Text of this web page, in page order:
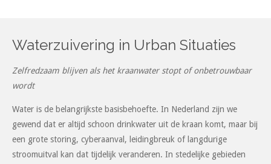
Waterzuivering in Urban Situaties
Zelfredzaam blijven als het kraanwater stopt of onbetrouwbaar
wordt
Water is de belangrijkste basisbehoefte. In Nederland zijn we
gewend dat er altijd schoon drinkwater uit de kraan komt, maar bij
een grote storing, cyberaanval, leidingbreuk of langdurige
stroomuitval kan dat tijdelijk veranderen. In stedelijke gebieden